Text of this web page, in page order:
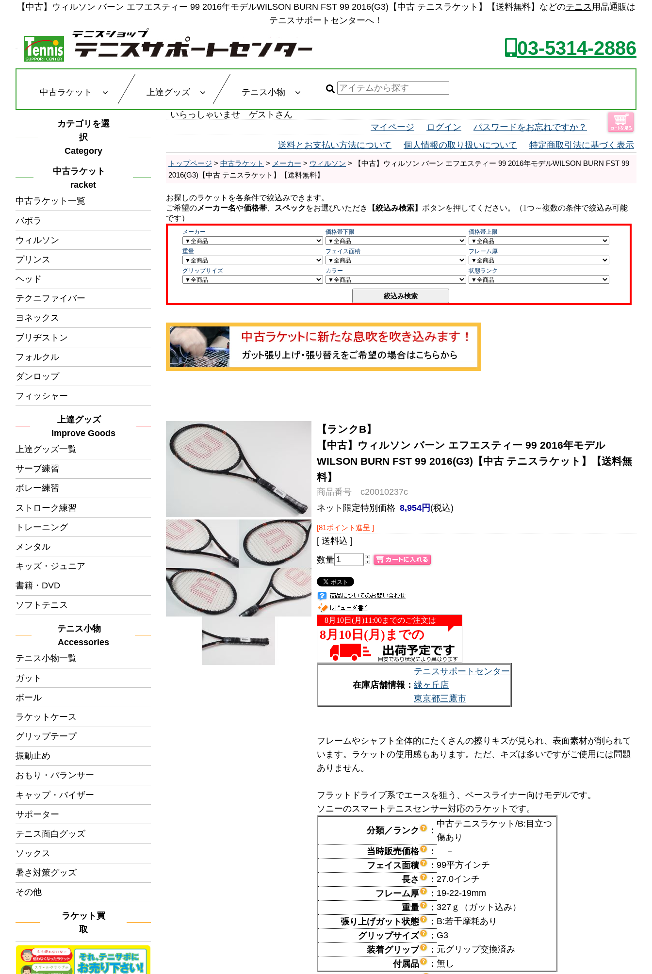
【中古】ウィルソン バーン エフエスティー 99 2016年モデルWILSON BURN FST 99 2016(G3)【中古 テニスラケット】【送料無料】などのテニス用品通販は
テニスサポートセンターへ！
03-5314-2886
中古ラケット 上達グッズ テニス小物
カテゴリを選
択
Category
中古ラケット
racket
中古ラケット一覧
バボラ
ウィルソン
プリンス
ヘッド
テクニファイバー
ヨネックス
ブリヂストン
フォルクル
ダンロップ
フィッシャー
上達グッズ
Improve Goods
上達グッズ一覧
サーブ練習
ボレー練習
ストローク練習
トレーニング
メンタル
キッズ・ジュニア
書籍・DVD
ソフトテニス
テニス小物
Accessories
テニス小物一覧
ガット
ボール
ラケットケース
グリップテープ
振動止め
おもり・バランサー
キャップ・バイザー
サポーター
テニス面白グッズ
ソックス
暑さ対策グッズ
その他
ラケット買
取
いらっしゃいませ ゲストさん
マイページ
ログイン
パスワードをお忘れですか？
送料とお支払い方法について
個人情報の取り扱いについて 特定商取引法に基づく表示
トップページ > 中古ラケット > メーカー > ウィルソン > 【中古】ウィルソン バーン エフエスティー 99 2016年モデルWILSON BURN FST 99
2016(G3)【中古 テニスラケット】【送料無料】
【ランクB】
【中古】ウィルソン バーン エフエスティー 99 2016年モデル
WILSON BURN FST 99 2016(G3)【中古 テニスラケット】【送料無
料】
商品番号 c20010237c
ネット限定特別価格 8,954円 (税込)
[81ポイント進呈 ]
[ 送料込 ]
数量
在庫店舗情報：
テニスサポートセンター
緑ヶ丘店
東京都三鷹市
フレームやシャフト全体的にたくさんの擦りキズが見られ、表面素材が削られて
います。ラケットの使用感もあります。ただ、キズは多いですがご使用には問題
ありません。
フラットドライブ系でエースを狙う、ベースライナー向けモデルです。
ソニーのスマートテニスセンサー対応のラケットです。
分類／ランク ：
中古テニスラケット/B:目立つ
傷あり
当時販売価格
：
－
フェイス面積
： 99平方インチ
長さ
： 27.0インチ
フレーム厚
： 19-22-19mm
重量
： 327ｇ（ガット込み）
張り上げガット状態
： B:若干摩耗あり
グリップサイズ
： G3
装着グリップ
： 元グリップ交換済み
付属品
： 無し